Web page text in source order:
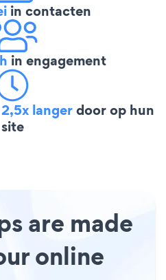
in contacten
in engagement
2,5x langerdoor op hun
site
are made
online